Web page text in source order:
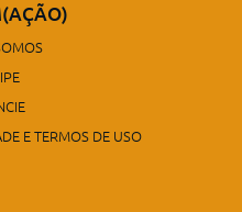
E TERMOS DE USO